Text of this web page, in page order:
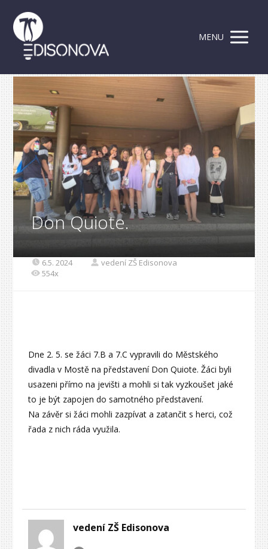
MENU
Don Quiote.
6.5. 2024
vedení ZŠ Edisonova
554x
Dne 2. 5. se žáci 7.B a 7.C vypravili do Městského
divadla v Mostě na představení Don Quiote. Žáci byli
usazeni přímo na jevišti a mohli si tak vyzkoušet jaké
to je být zapojen do samotného představení.
Na závěr si žáci mohli zazpívat a zatančit s herci, což
řada z nich ráda využila.
vedení ZŠ Edisonova